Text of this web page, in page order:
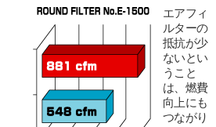
エアフィ
ルターの
抵抗が少
ないとい
うこと
は、燃費
向上にも
つながり